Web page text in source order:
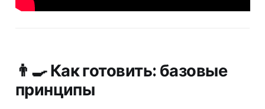
👨‍🍳 Как готовить: базовые
принципы